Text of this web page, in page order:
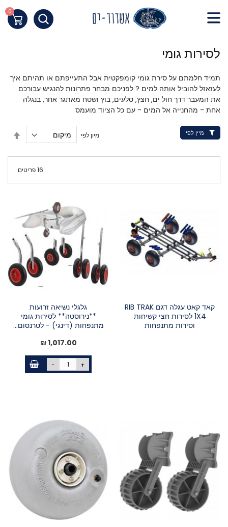
של
אינטרנט,
לחץ
אנטר
כדי
לעבור
לאזור
Content
העגלה שלי
0
לסירות גומי
תמיד חלמתם על סירת גומי קומפקטית אבל התעייפתם או תהיתם איך
לעזאזל להוביל אותה למים ? לפניכם מבחר פתרונות להנגיש עבורכם
את המעבר דרך חול ים, חצץ, סלעים, בוץ ושטח מאתגר אחר, בנגלה
אחת - מהחנייה אל המים - עם כל הציוד מועמס
16פריטים
מיון לפי
קאד קאט עגלה דגם RIB TRAK
1X4 לסירות חצי קשיחות
וסירות מתנפחות
גלגלי נשיאה זרועות
**נירוסטה** לסירות גומי
מתנפחות (דינגי) - לטרנסום...
1,017.00 ₪
- +
מיין לפי